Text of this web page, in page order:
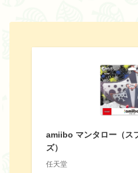
amiibo マンタロー（ス
ズ）
任天堂